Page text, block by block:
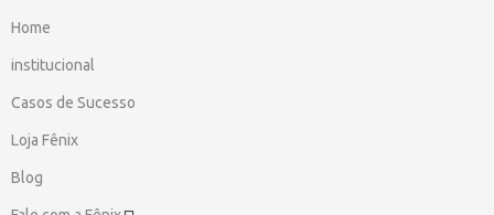
Home
institucional
Casos de Sucesso
Loja Fênix
Blog